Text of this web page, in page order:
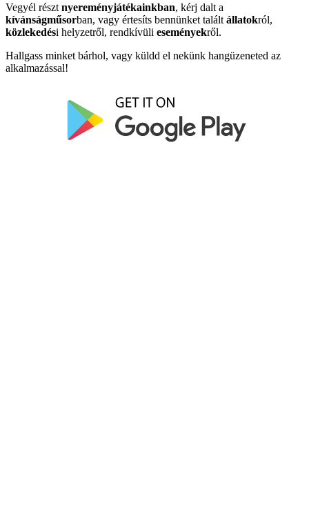
Vegyél részt nyereményjátékainkban, kérj dalt a
kívánságműsorban, vagy értesíts bennünket talált állatokról,
közlekedési helyzetről, rendkívüli eseményekről.
Hallgass minket bárhol, vagy küldd el nekünk hangüzeneted az
alkalmazással!